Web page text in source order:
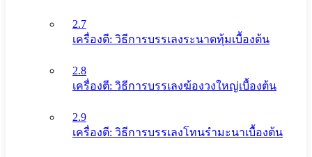
2.7
เครื่องตี: วิธีการบรรเลงระนาดทุ้มเบื้องต้น
2.8
เครื่องตี: วิธีการบรรเลงฆ้องวงใหญ่เบื้องต้น
2.9
เครื่องตี: วิธีการบรรเลงโทนรํามะนาเบื้องต้น